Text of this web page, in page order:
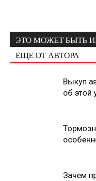
ЭТО МОЖЕТ БЫТЬ
ЕЩЕ ОТ АВТОРА
Выкуп
об этой
Зачем